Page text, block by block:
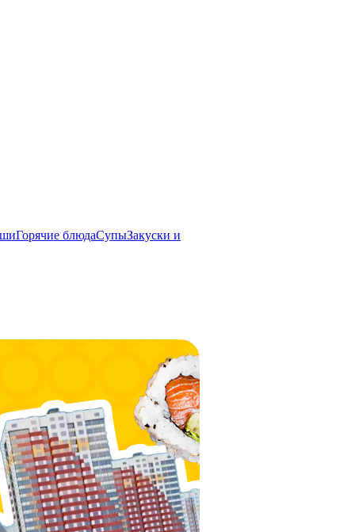
Горячие блюдаСупыЗакуски и